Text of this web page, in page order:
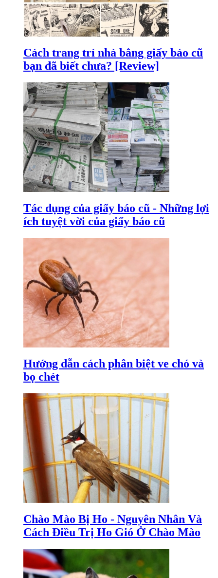
Cách trang trí nhà bằng giấy báo cũ
bạn đã biết chưa? [Review]
Tác dụng của giấy báo cũ - Những lợi
ích tuyệt vời của giấy báo cũ
Hướng dẫn cách phân biệt ve chó và
bọ chét
Chào Mào Bị Ho - Nguyên Nhân Và
Cách Điều Trị Ho Gió Ở Chào Mào